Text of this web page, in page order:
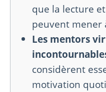
que la lecture
peuvent mener
Les mentors
considèrent
motivation